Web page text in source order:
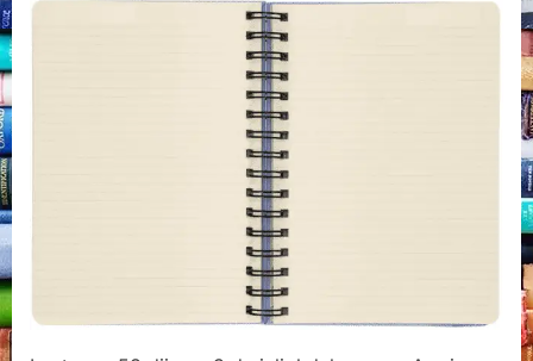
Roth:
criticar
crítica
(literària)